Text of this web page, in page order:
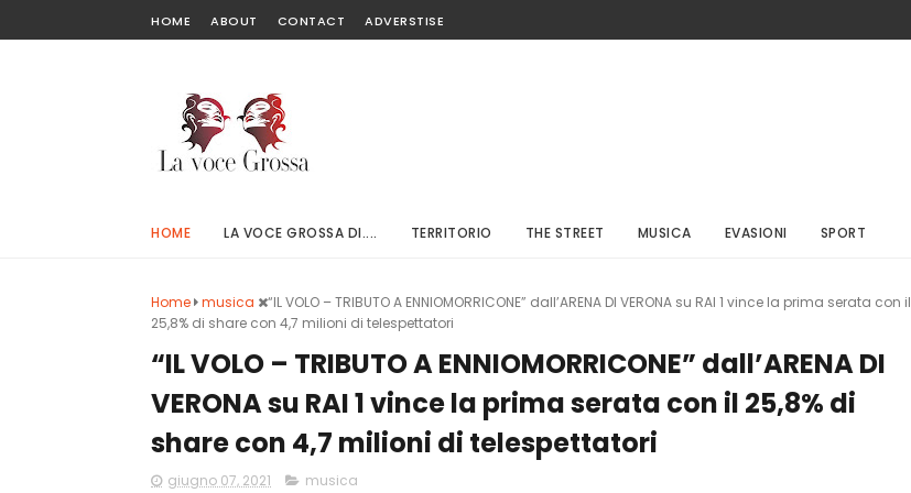
HOME ABOUT CONTACT ADVERSTISE
HOME LA VOCE GROSSA DI.... TERRITORIO THE STREET MUSICA EVASIONI SPORT
Home musica
“IL VOLO – TRIBUTO A ENNIOMORRICONE” dall’ARENA DI VERONA su RAI 1 vince la prima serata con il
25,8% di share con 4,7 milioni di telespettatori
“IL VOLO – TRIBUTO A ENNIOMORRICONE” dall’ARENA DI
VERONA su RAI 1 vince la prima serata con il 25,8% di
share con 4,7 milioni di telespettatori
giugno 07, 2021 musica